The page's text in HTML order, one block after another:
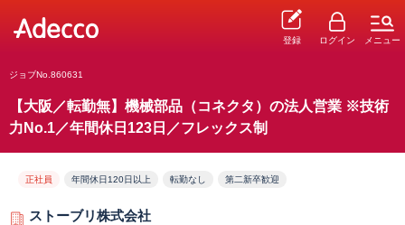
登録 ログイン メニュー
ジョブNo.860631
【大阪／転勤無】機械部品（コネクタ）の法人営業 ※技術
力No.1／年間休日123日／フレックス制
正社員 年間休日120日以上 転勤なし 第二新卒歓迎
ストーブリ株式会社